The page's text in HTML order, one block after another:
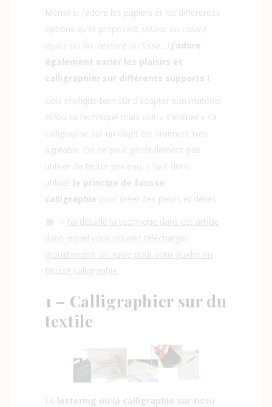
Même si j’adore les papiers et les différentes
options qu’ils proposent (blanc ou coloré,
épais ou fin, texturé ou lisse…)j’adore
également varier les plaisirs et
calligraphier sur différents supports !
Cela implique bien sûr d’adapter son matériel
et/ou sa technique mais voir « s’animer » sa
calligraphie sur un objet est vraiment très
agréable. On ne peut généralement pas
utiliser de feutre pinceau, il faut donc
utiliser le principe de fausse
calligraphie pour créer des pleins et déliés.
> J’ai détaillé la technique dans cet article
dans lequel vous pouvez télécharger
gratuitement un guide pour vous guider en
fausse calligraphie.
1 – Calligraphier sur du
textile
Le lettering ou la calligraphie sur tissu